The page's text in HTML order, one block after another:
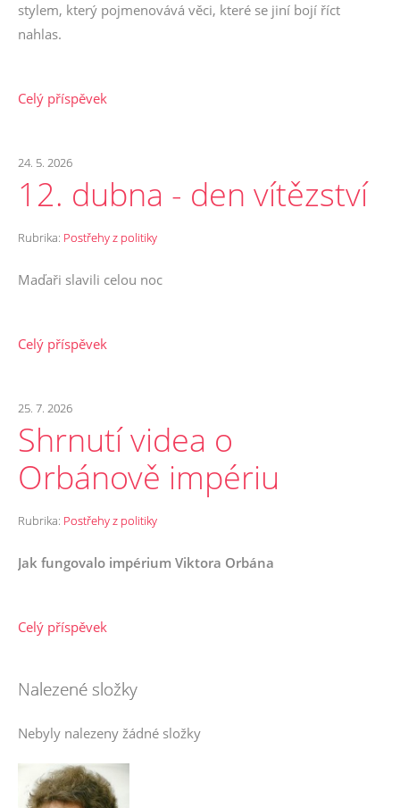
stylem, který pojmenovává věci, které se jiní bojí říct
nahlas.
Celý příspěvek
24. 5. 2026
12. dubna - den vítězství
Rubrika: Postřehy z politiky
Maďaři slavili celou noc
Celý příspěvek
25. 7. 2026
Shrnutí videa o
Orbánově impériu
Rubrika: Postřehy z politiky
Jak fungovalo impérium Viktora Orbána
Celý příspěvek
Nalezené složky
Nebyly nalezeny žádné složky